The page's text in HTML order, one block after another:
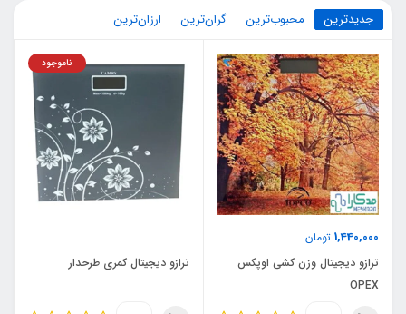
جدیدترین محبوب‌ترین گران‌ترین ارزان‌ترین
1,440,000 تومان
ترازو دیجیتال وزن کشی اوپکس
OPEX
ناموجود
ترازو دیجیتال کمری طرحدار